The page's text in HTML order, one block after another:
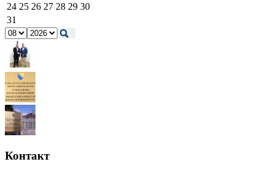
24 25 26 27 28 29 30
31
Контакт